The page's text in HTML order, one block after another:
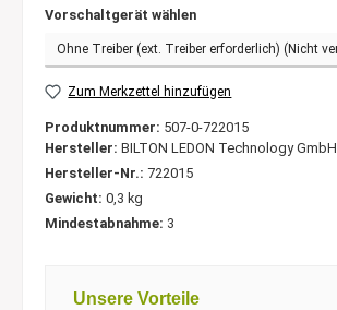
Vorschaltgerät wählen
Zum Merkzettel hinzufügen
Produktnummer: 507-0-722015
Hersteller: BILTON LEDON Technology GmbH
Hersteller-Nr.: 722015
Gewicht: 0,3 kg
Mindestabnahme: 3
Unsere Vorteile